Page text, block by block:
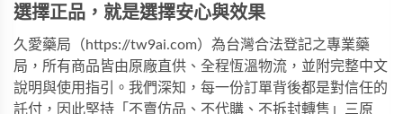
選擇正品，就是選擇安心與效果
久愛藥局（ https://tw9ai.com）為台灣合法登記之專業藥
局，所有商品皆由原廠直供、全程恆溫物流，並附完整中文
說明與使用指引。我們深知，每一份訂單背後都是對信任的
託付，因此堅持「不賣仿品、不代購、不拆封轉售」三原